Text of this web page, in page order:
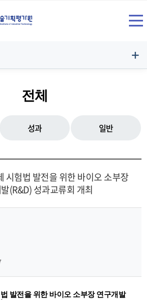
뉴
전체
성과 일반
시험법 발전을 위한 바이오 소부장
(R&D) 성과교류회 개최
발전을 위한 바이오 소부장 연구개발